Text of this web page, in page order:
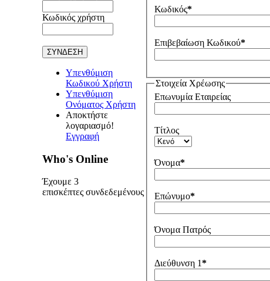
Κωδικός χρήστη
Υπενθύμιση
Κωδικού Χρήστη
Υπενθύμιση
Ονόματος Χρήστη
Αποκτήστε
λογαριασμό!
Εγγραφή
Who's Online
Έχουμε 3
επισκέπτες συνδεδεμένους
Κωδικός*
Επιβεβαίωση Κωδικού*
Στοιχεία Χρέωσης
Επωνυμία Εταιρείας
Τίτλος
Όνομα*
Επώνυμο*
Όνομα Πατρός
Διεύθυνση 1*